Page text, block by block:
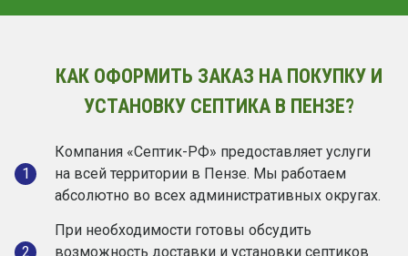
КАК ОФОРМИТЬ ЗАКАЗ НА ПОКУПКУ И
УСТАНОВКУ СЕПТИКА В ПЕНЗЕ?
1
Компания «Септик-РФ» предоставляет услуги
на всей территории в Пензе. Мы работаем
абсолютно во всех административных округах.
2
При необходимости готовы обсудить
возможность доставки и установки септиков